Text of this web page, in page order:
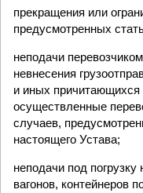
прекращения или
предусмотренных
неподачи
невнесения
и иных причитающихся
осуществленные
случаев,
настоящего Устава;
неподачи под
вагонов, контейнеров